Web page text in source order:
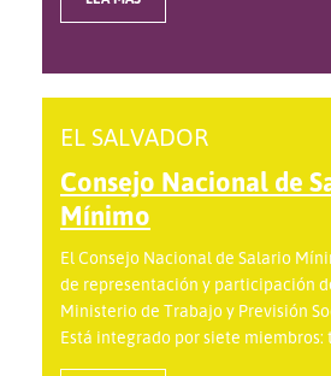
EL SALVADOR
Consejo Nacional de
Mínimo
El Consejo Nacional de Salario
de representación y participación
Ministerio de Trabajo y Previsión
Está integrado por siete miembros: